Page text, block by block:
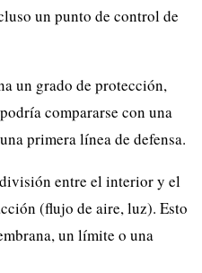
un punto de control de
un grado de protección,
compararse con una
primera línea de defensa.
entre el interior y el
(flujo de aire, luz). Esto
un límite o una